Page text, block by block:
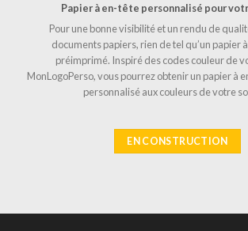
Papier à en-tête personnalisé pour
Pour une bonne visibilité et un rendu de
documents papiers, rien de tel qu’un papier
préimprimé. Inspiré des codes couleur de
MonLogoPerso, vous pourrez obtenir un papier à
personnalisé aux couleurs de votre
EN CONSTRUCTION